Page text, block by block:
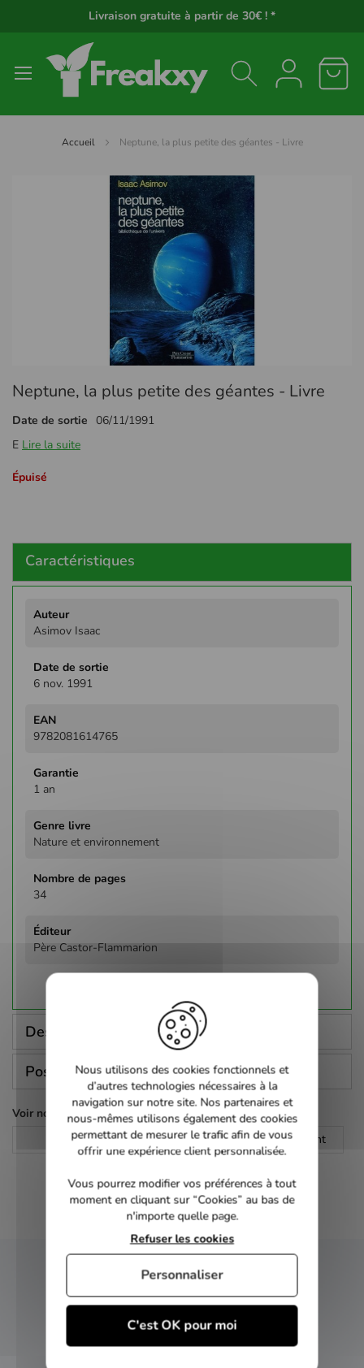
Livraison gratuite à partir de 30€ ! *
Accueil Neptune, la plus petite des géantes - Livre
au
de
la
Galerie
d’images
Neptune, la plus petite des géantes - Livre
Date de sortie 06/11/1991
E Lire la suite
Épuisé
Caractéristiques
d'infos
Asimov Isaac
6 nov. 1991
9782081614765
1 an
Nature et environnement
34
Père Castor-Flammarion
Description
Poser une question
Voir nos autres pages :
Livres
Nature et environnement
NEWSLETTER
Inscrivez-vous et recevez nos bons plans
Panneau de gestion des cookies
Nous utilisons des cookies fonctionnels et
d’autres technologies nécessaires à la
navigation sur notre site. Nos partenaires et
nous-mêmes utilisons également des cookies
permettant de mesurer le trafic afin de vous
offrir une expérience client personnalisée.
Vous pourrez modifier vos préférences à tout
moment en cliquant sur “Cookies” au bas de
n'importe quelle page.
C'est OK pour moi
Refuser les cookies
Personnaliser